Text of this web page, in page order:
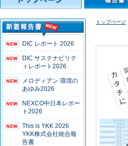
DIC レポート 2026
DIC サステナビリテ
ィレポート2026
メロディアン 環境の
あゆみ2026
NEXCO中日本レポー
ト2026
This is YKK 2026
YKK株式会社統合報
告書
トップページ